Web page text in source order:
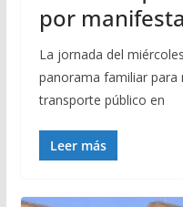
por
La jornada del
panorama familiar para
transporte público en
Leer más